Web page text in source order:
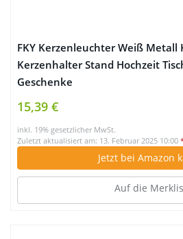
FKY Kerzenleuchter Weiß Metall
Kerzenhalter Stand Hochzeit
Geschenke
15,39 €
inkl. 19% gesetzlicher MwSt.
Zuletzt aktualisiert am: 13. Februar 2025 10:00
Jetzt bei Amazon
Auf die